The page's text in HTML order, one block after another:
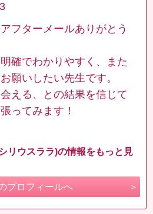
フターメールありがとう
確でわかりやすく、また
願いしたい先生です。
える、との結果を信じて
ってみます！
リウスララ)の情報をもっと見
プロフィールへ